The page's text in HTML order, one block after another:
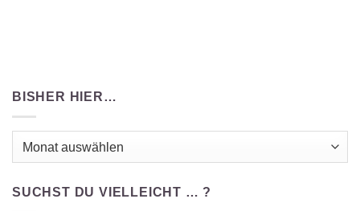
BISHER HIER…
SUCHST DU VIELLEICHT … ?